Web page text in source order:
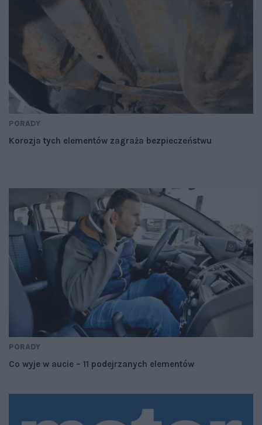
PORADY
Korozja tych elementów zagraża bezpieczeństwu
PORADY
Co wyje w aucie – 11 podejrzanych elementów